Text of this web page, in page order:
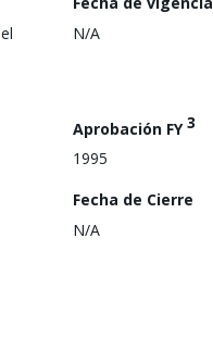
N/A
Aprobación FY3
1995
Fecha de Cierre
N/A